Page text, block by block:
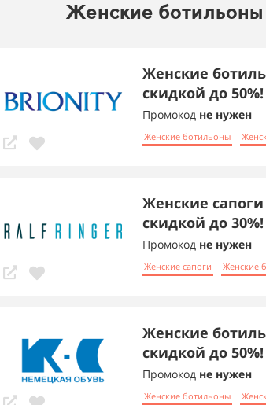
Женские ботильоны
Женские
скидкой до 50%!
Промокод не нужен
Женские ботильоны
Женские сапоги
скидкой до 30%!
Промокод не нужен
Женские сапоги Женские
Женские
скидкой до 50%!
Промокод не нужен
Женские ботильоны